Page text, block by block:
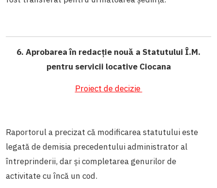
6. Aprobarea în redacție nouă a Statutului Î.M.
pentru servicii locative Ciocana
Proiect de decizie
Raportorul a precizat că modificarea statutului este
legată de demisia precedentului administrator al
întreprinderii, dar și completarea genurilor de
activitate cu încă un cod.